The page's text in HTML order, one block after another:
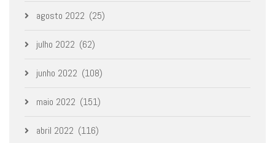
agosto 2022 (25)
julho 2022 (62)
junho 2022 (108)
maio 2022 (151)
abril 2022 (116)